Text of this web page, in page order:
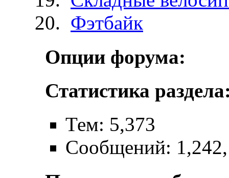
Фэтбайк
Опции форума:
Статистика
Тем: 5,373
Сообщений: